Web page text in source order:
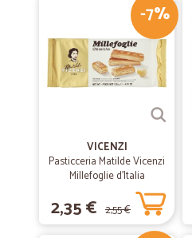
-7%
VICENZI
Pasticceria Matilde Vicenzi
Millefoglie d'Italia
Classiche 125 gr.
2,35 € 2,55 €